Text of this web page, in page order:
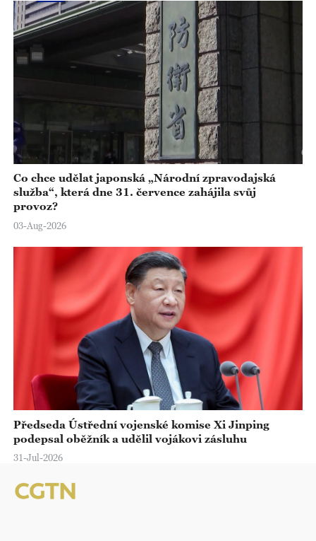
Co chce udělat japonská „Národní zpravodajská
služba“, která dne 31. července zahájila svůj
provoz?
03-Aug-2026
Předseda Ústřední vojenské komise Xi Jinping
podepsal oběžník a udělil vojákovi zásluhu
31-Jul-2026